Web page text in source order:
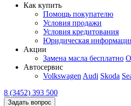
Как купить
Помощь покупателю
Условия продажи
Условия кредитования
Юридическая
Акции
Замена масла бесплатно
Автосервис
Volkswagen Audi Skoda
8 (3452) 393 500
Задать вопрос